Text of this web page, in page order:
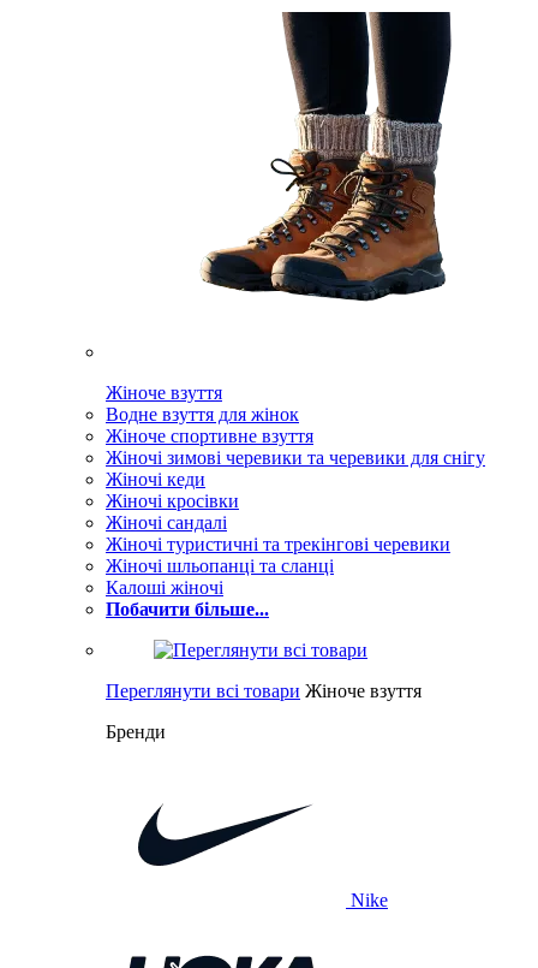
Жіноче взуття
Водне взуття для жінок
Жіноче спортивне взуття
Жіночі зимові черевики та черевики для снігу
Жіночі кеди
Жіночі кросівки
Жіночі сандалі
Жіночі туристичні та трекінгові черевики
Жіночі шльопанці та сланці
Калоші жіночі
Побачити більше...
Переглянути всі товари Жіноче взуття
Бренди
Nike